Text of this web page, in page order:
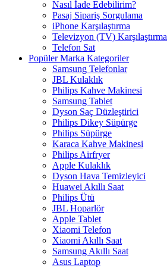
Nasıl İade Edebilirim?
Pasaj Sipariş Sorgulama
iPhone Karşılaştırma
Televizyon (TV) Karşılaştırma
Telefon Sat
Popüler Marka Kategoriler
Samsung Telefonlar
JBL Kulaklık
Philips Kahve Makinesi
Samsung Tablet
Dyson Saç Düzleştirici
Philips Dikey Süpürge
Philips Süpürge
Karaca Kahve Makinesi
Philips Airfryer
Apple Kulaklık
Dyson Hava Temizleyici
Huawei Akıllı Saat
Philips Ütü
JBL Hoparlör
Apple Tablet
Xiaomi Telefon
Xiaomi Akıllı Saat
Samsung Akıllı Saat
Asus Laptop